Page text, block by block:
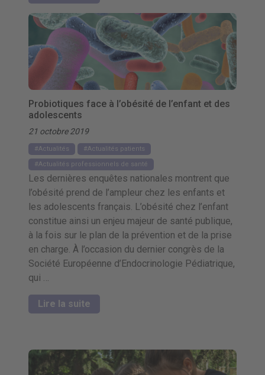
Probiotiques face à l’obésité de l’enfant et des
adolescents
21 octobre 2019
Actualités
Actualités patients
Actualités professionnels de santé
Les dernières enquêtes nationales montrent que
l’obésité prend de l’ampleur chez les enfants et
les adolescents français. L’obésité chez l’enfant
constitue ainsi un enjeu majeur de santé publique,
à la fois sur le plan de la prévention et de la prise
en charge. À l’occasion du dernier congrès de la
Société Européenne d’Endocrinologie Pédiatrique,
qui …
Lire la suite